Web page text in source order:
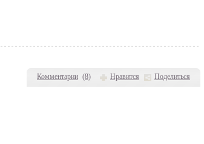
Комментарии (8) Нравится Поделиться